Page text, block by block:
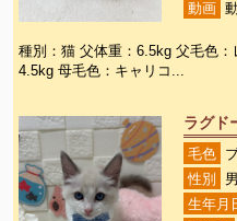
動画
種別：猫 父体重：6.5kg 父毛色：
4.5kg 母毛色：キャリコ...
ラグド
毛色
性別
生年月